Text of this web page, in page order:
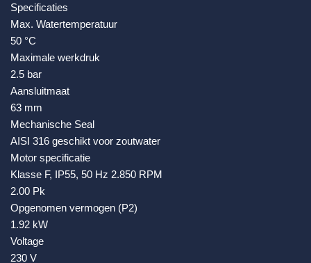
Specificaties
Max. Watertemperatuur
50 °C
Maximale werkdruk
2.5 bar
Aansluitmaat
63 mm
Mechanische Seal
AISI 316 geschikt voor zoutwater
Motor specificatie
Klasse F, IP55, 50 Hz 2.850 RPM
2.00 Pk
Opgenomen vermogen (P2)
1.92 kW
Voltage
230 V